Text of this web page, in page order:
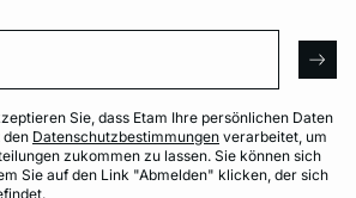
Sie, dass Etam Ihre persönlichen Daten
den Datenschutzbestimmungen verarbeitet, um
zukommen zu lassen. Sie können sich
Sie auf den Link "Abmelden" klicken, der sich